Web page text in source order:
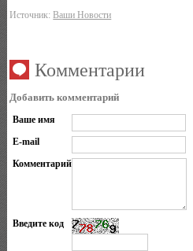
Источник:Ваши Новости
Комментарии
Добавить комментарий
Ваше имя
E-mail
Комментарий
Введите код